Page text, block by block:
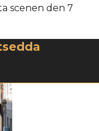
scenen den 7